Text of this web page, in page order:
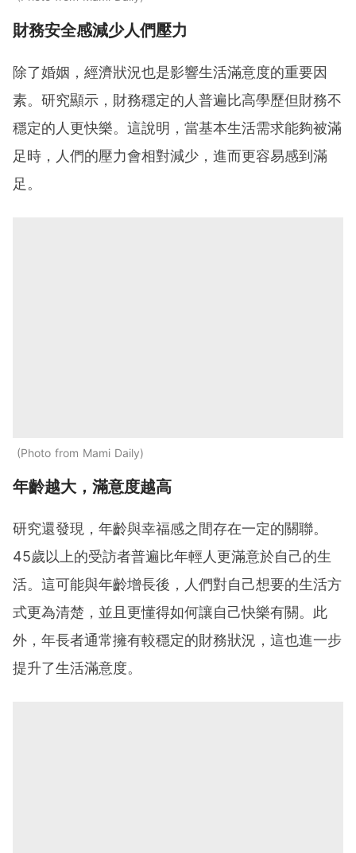
財務安全感減少人們壓力
除了婚姻，經濟狀況也是影響生活滿意度的重要因
素。研究顯示，財務穩定的人普遍比高學歷但財務不
穩定的人更快樂。這說明，當基本生活需求能夠被滿
足時，人們的壓力會相對減少，進而更容易感到滿
足。
Photo from Mami Daily
年齡越大，滿意度越高
研究還發現，年齡與幸福感之間存在一定的關聯。
45歲以上的受訪者普遍比年輕人更滿意於自己的生
活。這可能與年齡增長後，人們對自己想要的生活方
式更為清楚，並且更懂得如何讓自己快樂有關。此
外，年長者通常擁有較穩定的財務狀況，這也進一步
提升了生活滿意度。